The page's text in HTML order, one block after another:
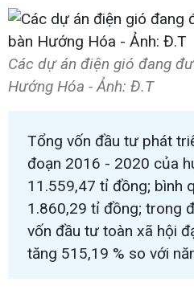
Các dự án điện gió đang
Hướng Hóa - Ảnh: Đ.T​
Tổng vốn đầu tư phát
đoạn 2016 - 2020 của
11.559,47 tỉ đồng; bình
1.860,29 tỉ đồng; trong
vốn đầu tư toàn xã hội
tăng 515,19 % so với